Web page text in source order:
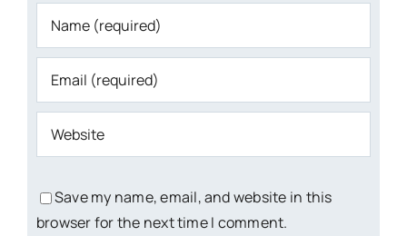
Save my name, email, and website in this
browser for the next time I comment.